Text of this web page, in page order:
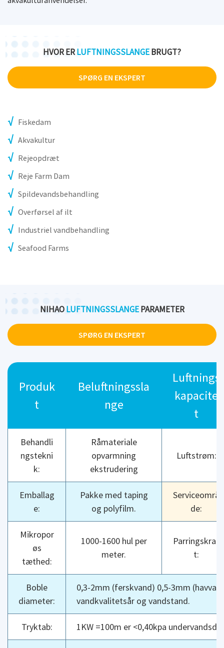
HVOR ERLUFTNINGSSLANGEBRUGT?
SPØRG EN EKSPERT
Fiskedam
Akvakultur
Rejeopdræt
Reje Farm Dam
Spildevandsbehandling
Overførsel af ilt
Industriel vandbehandling
Seafood Farms
NIHAOLUFTNINGSSLANGEPARAMETER
SPØRG EN EKSPERT
Produk
t
Beluftningssla
nge
Luftnings
kapacite
t
Behandli
ngstekni
k:
Råmateriale
opvarmning
ekstrudering
Luftstrøm:
Emballag
e:
Pakke med taping
og polyfilm.
Serviceområ
de:
Mikropor
øs
tæthed:
1000-1600 hul per
meter.
Parringskraf
t:
Boble
diameter:
0,3-2mm (ferskvand) 0,5-3mm
vandkvalitetsår og vandstand.
Tryktab: 1KW =100m er <0,40kpa